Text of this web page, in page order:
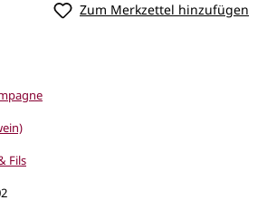
Zum Merkzettel hinzufügen
Fils